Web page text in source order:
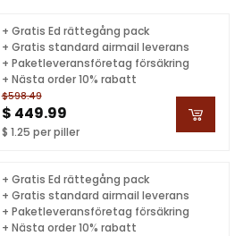
$598.49
$ 449.99
$ 1.25 per piller
+ Gratis Ed rättegång pack
+ Gratis standard airmail leverans
+ Paketleveransföretag försäkring
+ Nästa order 10% rabatt
+ Gratis Ed rättegång pack
+ Gratis standard airmail leverans
+ Paketleveransföretag försäkring
+ Nästa order 10% rabatt